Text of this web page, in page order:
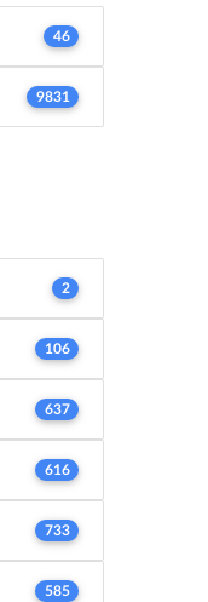
46
9831
2
106
637
616
733
585